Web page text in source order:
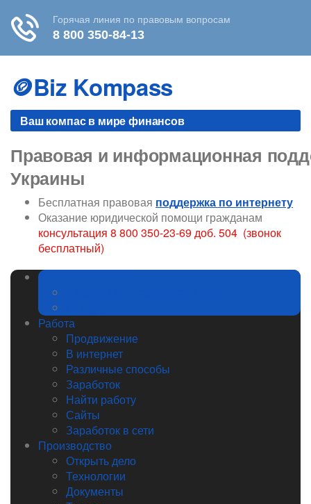
content
🪙Biz Kompass
Ваш компас в мире финансов
Правовая и информационная
Украины
Бесплатная правовая поддержка по интернету
Оказание юридической помощи гражданам
консультация 8 800 350-23-69 доб. 504 (звонок
бесплатный)
Законодательство
Работа
Продвижение
В интернет
Различные способы
Заработок
Найти работу
Сайты
Заработок в сети
Производство
Открыть дело
Технологии
Документы